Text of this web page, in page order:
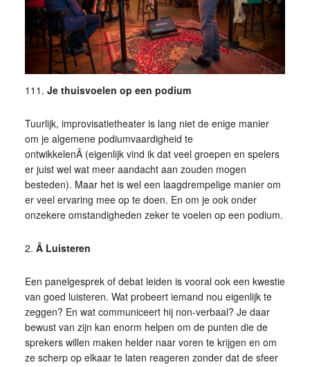
111. Je thuisvoelen op een podium
Tuurlijk, improvisatietheater is lang niet de enige manier
om je algemene podiumvaardigheid te
ontwikkelenÂ (eigenlijk vind ik dat veel groepen en spelers
er juist wel wat meer aandacht aan zouden mogen
besteden). Maar het is wel een laagdrempelige manier om
er veel ervaring mee op te doen. En om je ook onder
onzekere omstandigheden zeker te voelen op een podium.
2. Â Luisteren
Een panelgesprek of debat leiden is vooral ook een kwestie
van goed luisteren. Wat probeert iemand nou eigenlijk te
zeggen? En wat communiceert hij non-verbaal? Je daar
bewust van zijn kan enorm helpen om de punten die de
sprekers willen maken helder naar voren te krijgen en om
ze scherp op elkaar te laten reageren zonder dat de sfeer